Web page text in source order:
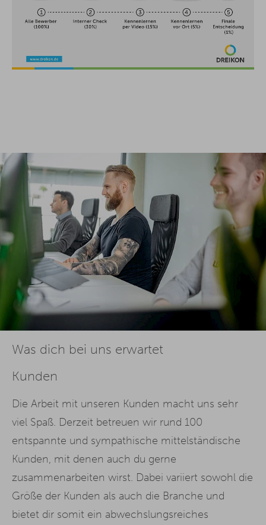
Was dich bei uns erwartet
Kunden
Die Arbeit mit unseren Kunden macht uns sehr
viel Spaß. Derzeit betreuen wir rund 100
entspannte und sympathische mittelständische
Kunden, mit denen auch du gerne
zusammenarbeiten wirst. Dabei variiert sowohl die
Größe der Kunden als auch die Branche und
bietet dir somit ein abwechslungsreiches